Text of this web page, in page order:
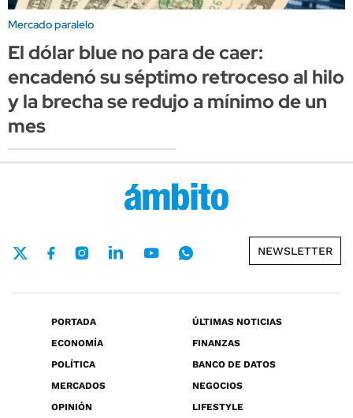
Mercado paralelo
El dólar blue no para de caer:
encadenó su séptimo retroceso al hilo
y la brecha se redujo a mínimo de un
mes
NEWSLETTER
PORTADA
ÚLTIMAS NOTICIAS
ECONOMÍA
FINANZAS
POLÍTICA
BANCO DE DATOS
MERCADOS
NEGOCIOS
OPINIÓN
LIFESTYLE